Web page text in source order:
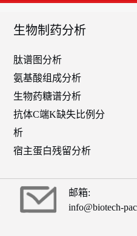
生物制药分析
肽谱图分析
氨基酸组成分析
生物药糖谱分析
抗体C端K缺失比例分
析
宿主蛋白残留分析
邮箱:
info@biotech-